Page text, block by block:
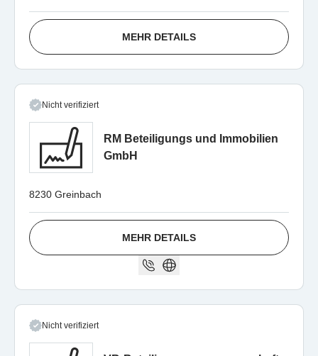
MEHR DETAILS
Nicht verifiziert
RM Beteiligungs und Immobilien
GmbH
8230 Greinbach
MEHR DETAILS
Nicht verifiziert